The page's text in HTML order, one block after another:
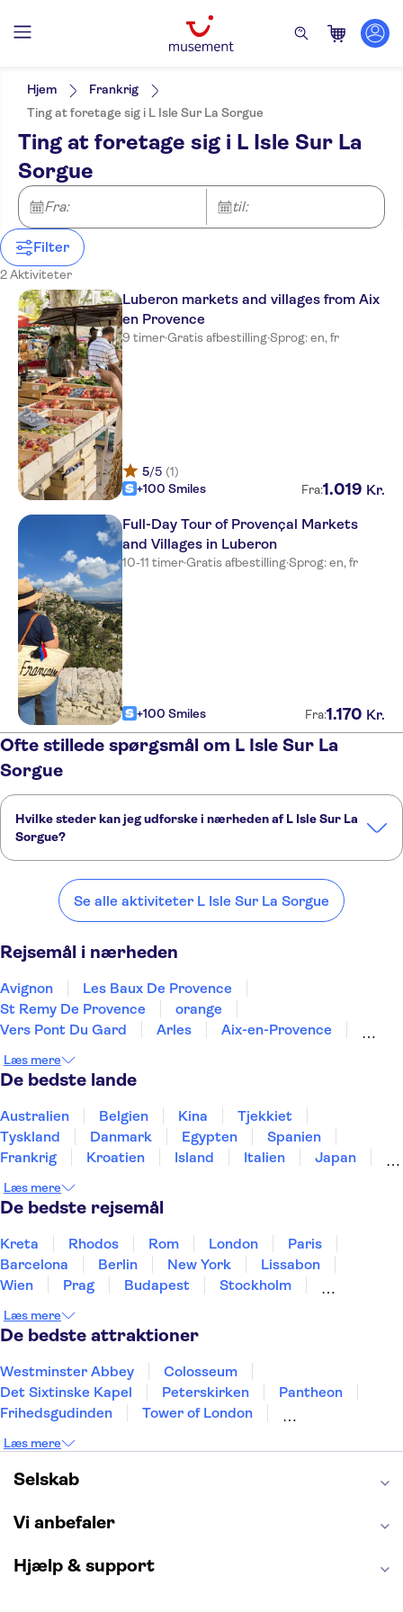
Filters
Min DKK Max DKK
Alternativer
Lokalt særpræg
Gratis aflysning
Øjeblikkelig bekræftelse
Entréudgifter er Inkluderet
Guidet Tur
Kategorier
Aktiviteter i byen
Seværdigheder & guidede
rundture
Seværdigheder
Udflugter & dagsture
Topattraktioner
English
French
Hjem
Frankrig
Ting at foretage sig i L Isle Sur La Sorgue
Ting at foretage sig i L Isle Sur La
Sorgue
Fra: til:
Filter
2 Aktiviteter
Luberon markets and villages from Aix
en Provence
9 timer·Gratis afbestilling·Sprog: en, fr
5/5 (1)
+100 Smiles
Fra:1 .019 Kr.
Full-Day Tour of Provençal Markets
and Villages in Luberon
10-11 timer·Gratis afbestilling·Sprog: en, fr
+100 Smiles Fra:1 .170 Kr.
Ofte stillede spørgsmål om L Isle Sur La
Sorgue
Hvilke steder kan jeg udforske i nærheden af L Isle Sur La
Sorgue?
Isle Sur La Sorgue:
St Remy De Provence
orange
Se alle aktiviteter L Isle Sur La Sorgue
Rejsemål i nærheden
Avignon
Les Baux De Provence
St Remy De Provence
orange
Vers Pont Du Gard
Arles
Aix-en-Provence
Le Castellet
Montpellier
Draguignan
Læs mere
De bedste lande
Australien Belgien Kina
Tjekkiet
Tyskland
Danmark Egypten
Spanien
Frankrig
Kroatien Island Italien
Japan
Thailand
Tyrkiet
Læs mere
De bedste rejsemål
Kreta Rhodos Rom London
Paris
Barcelona
Berlin New York
Lissabon
Wien
Prag Budapest
Stockholm
Aarhus
Helsingborg
Læs mere
De bedste attraktioner
Westminster Abbey
Colosseum
Det Sixtinske Kapel
Peterskirken
Pantheon
Frihedsgudinden
Tower of London
Burj Khalifa
Keukenhof
Alcatraz
Elbphilharmonie
Harry Potter Studios
Læs mere
Selskab
Vi anbefaler
Hjælp & support